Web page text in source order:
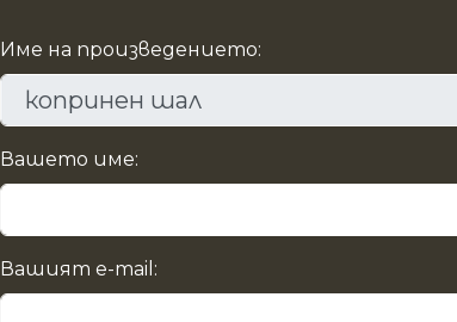
Име на произведението:
Вашето име:
Вашият e-mail: